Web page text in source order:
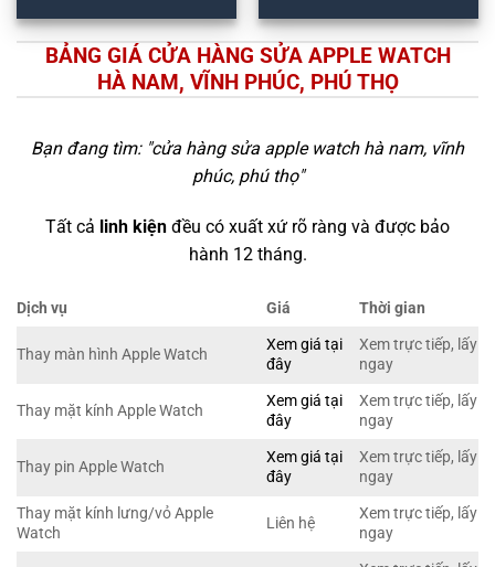
BẢNG GIÁ CỬA HÀNG SỬA APPLE WATCH
HÀ NAM, VĨNH PHÚC, PHÚ THỌ
Bạn đang tìm: "cửa hàng sửa apple watch hà nam, vĩnh
phúc, phú thọ"
Tất cả linh kiện đều có xuất xứ rõ ràng và được bảo
hành 12 tháng.
Dịch vụ Giá Thời gian
Thay màn hình Apple Watch
Xem giá tại
đây
Xem trực tiếp, lấy
ngay
Thay mặt kính Apple Watch
Xem giá tại
đây
Xem trực tiếp, lấy
ngay
Thay pin Apple Watch
Xem giá tại
đây
Xem trực tiếp, lấy
ngay
Thay mặt kính lưng/vỏ Apple
Watch
Liên hệ
Xem trực tiếp, lấy
ngay